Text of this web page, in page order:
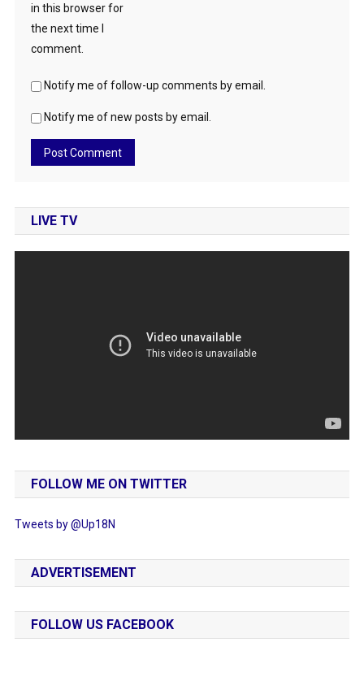
in this browser for
the next time I
comment.
Notify me of follow-up comments by email.
Notify me of new posts by email.
LIVE TV
FOLLOW ME ON TWITTER
Tweets by @Up18N
ADVERTISEMENT
FOLLOW US FACEBOOK